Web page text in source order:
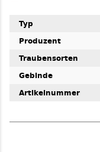
Typ
Produzent
Traubensorten
Gebinde
Artikelnummer